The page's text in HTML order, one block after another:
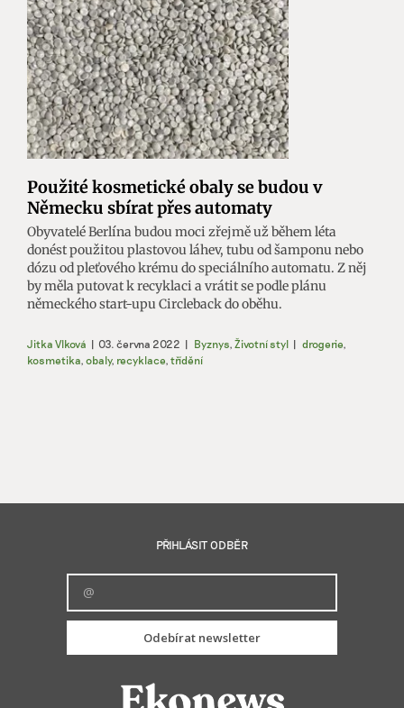
Použité kosmetické obaly se budou v
Německu sbírat přes automaty
Obyvatelé Berlína budou moci zřejmě už během léta
donést použitou plastovou láhev, tubu od šamponu nebo
dózu od pleťového krému do speciálního automatu. Z něj
by měla putovat k recyklaci a vrátit se podle plánu
německého start-upu Circleback do oběhu.
Jitka Vlková | 03. června 2022 | Byznys, Životní styl | drogerie,
kosmetika, obaly, recyklace, třídění
PŘIHLÁSIT ODBĚR
Odebírat newsletter